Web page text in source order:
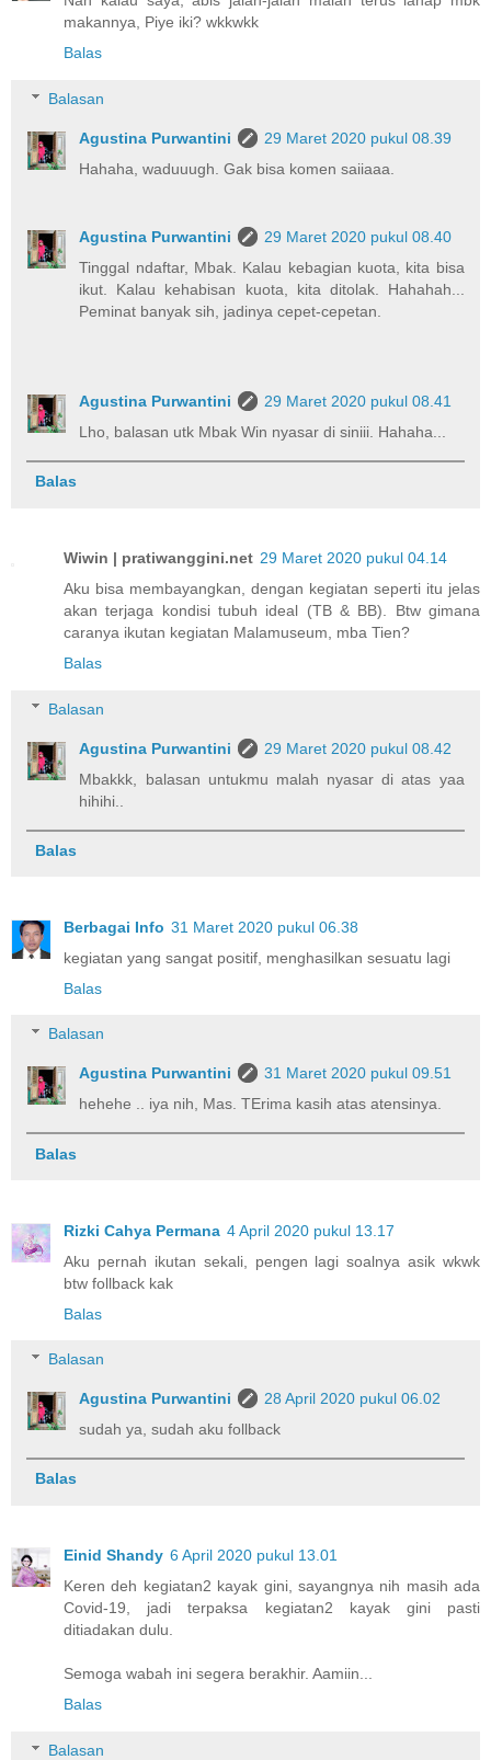
makannya, Piye iki? wkkwkk
Balas
Balasan
Agustina Purwantini
29 Maret 2020 pukul 08.39
Hahaha, waduuugh. Gak bisa komen saiiaaa.
Agustina Purwantini
29 Maret 2020 pukul 08.40
Tinggal ndaftar, Mbak. Kalau kebagian kuota, kita bisa
ikut. Kalau kehabisan kuota, kita ditolak. Hahahah...
Peminat banyak sih, jadinya cepet-cepetan.
Agustina Purwantini
29 Maret 2020 pukul 08.41
Lho, balasan utk Mbak Win nyasar di siniii. Hahaha...
Balas
Wiwin | pratiwanggini.net 29 Maret 2020 pukul 04.14
Aku bisa membayangkan, dengan kegiatan seperti itu jelas
akan terjaga kondisi tubuh ideal (TB & BB). Btw gimana
caranya ikutan kegiatan Malamuseum, mba Tien?
Balas
Balasan
Agustina Purwantini
29 Maret 2020 pukul 08.42
Mbakkk, balasan untukmu malah nyasar di atas yaa
hihihi..
Balas
Berbagai Info 31 Maret 2020 pukul 06.38
kegiatan yang sangat positif, menghasilkan sesuatu lagi
Balas
Balasan
Agustina Purwantini
31 Maret 2020 pukul 09.51
hehehe .. iya nih, Mas. TErima kasih atas atensinya.
Balas
Rizki Cahya Permana 4 April 2020 pukul 13.17
Aku pernah ikutan sekali, pengen lagi soalnya asik wkwk
btw follback kak
Balas
Balasan
Agustina Purwantini
28 April 2020 pukul 06.02
sudah ya, sudah aku follback
Balas
Einid Shandy 6 April 2020 pukul 13.01
Keren deh kegiatan2 kayak gini, sayangnya nih masih ada
Covid-19, jadi terpaksa kegiatan2 kayak gini pasti
ditiadakan dulu.
Semoga wabah ini segera berakhir. Aamiin...
Balas
Balasan